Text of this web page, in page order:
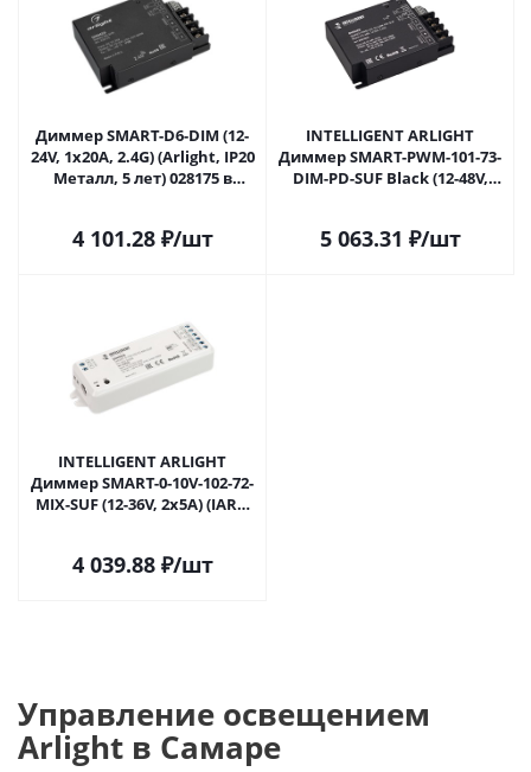
Диммер SMART-D6-DIM (12-
24V, 1x20A, 2.4G) (Arlight, IP20
Металл, 5 лет) 028175 в
4 101.28₽/шт
INTELLIGENT ARLIGHT
Диммер SMART-PWM-101-73-
DIM-PD-SUF Black (12-48V,
Самаре
5 063.31 ₽/шт
INTELLIGENT ARLIGHT
Диммер SMART-0-10V-102-72-
MIX-SUF (12-36V, 2x5A) (IARL,
4 039.88₽/шт
Управление освещением
Arlight в Самаре